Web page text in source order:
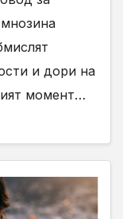
и дори на
момент…